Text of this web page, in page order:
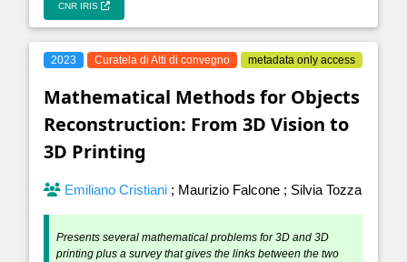
CNR IRIS
2023 Curatela di Atti di convegno metadata only access
Mathematical Methods for Objects
Reconstruction: From 3D Vision to
3D Printing
Emiliano Cristiani ; Maurizio Falcone ; Silvia Tozza
Presents several mathematical problems for 3D and 3D
printing plus a survey that gives the links between the two